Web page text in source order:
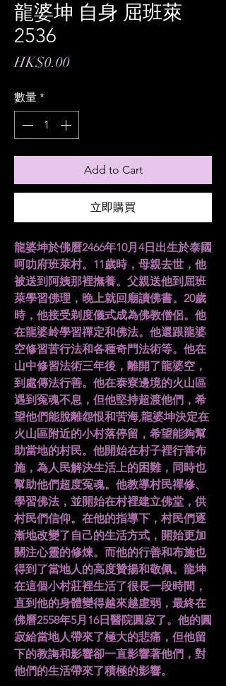
龍婆坤 自身 屈班萊
2536
HK$0.00價
數量 *
Add to Cart
立即購買
龍婆坤於佛曆2466年10月4日出生於泰國
呵叻府班萊村。11歲時，母親去世，他
被送到阿姨那裡撫養。父親送他到屈班
萊學習佛理，晚上就回廟讀佛書。20歲
時，他接受剃度儀式成為佛教僧侶。他
在龍婆岭學習禪定和佛法。他還跟龍婆
空修習苦行法和各種奇門法術等。他在
山中修習法術三年後，離開了龍婆空，
到處傳法行善。他在泰寮邊境的火山區
遇到冤魂不息，但他堅持超渡他們，希
望他們能脫離怨恨和苦海,龍婆坤決定在
火山區附近的小村落停留，希望能夠幫
助當地的村民。他開始在村子裡行善布
施，為人民解決生活上的困難，同時也
幫助他們超度冤魂。他教導村民禪修、
學習佛法，並開始在村裡建立佛堂，供
村民們信仰。在他的指導下，村民們逐
漸地改變了自己的生活方式，開始更加
關注心靈的修煉。而他的行善和布施也
得到了當地人的高度贊揚和敬佩。龍坤
在這個小村莊裡生活了很長一段時間，
直到他的身體變得越來越虛弱，最終在
佛曆2558年5月16日醫院圓寂了。他的圓
寂給當地人帶來了極大的悲痛，但他留
下的教誨和影響卻一直影響著他們，對
他們的生活帶來了積極的影響。